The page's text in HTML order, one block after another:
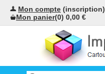
Mon compte (inscription)
Mon panier(0) 0,00 €